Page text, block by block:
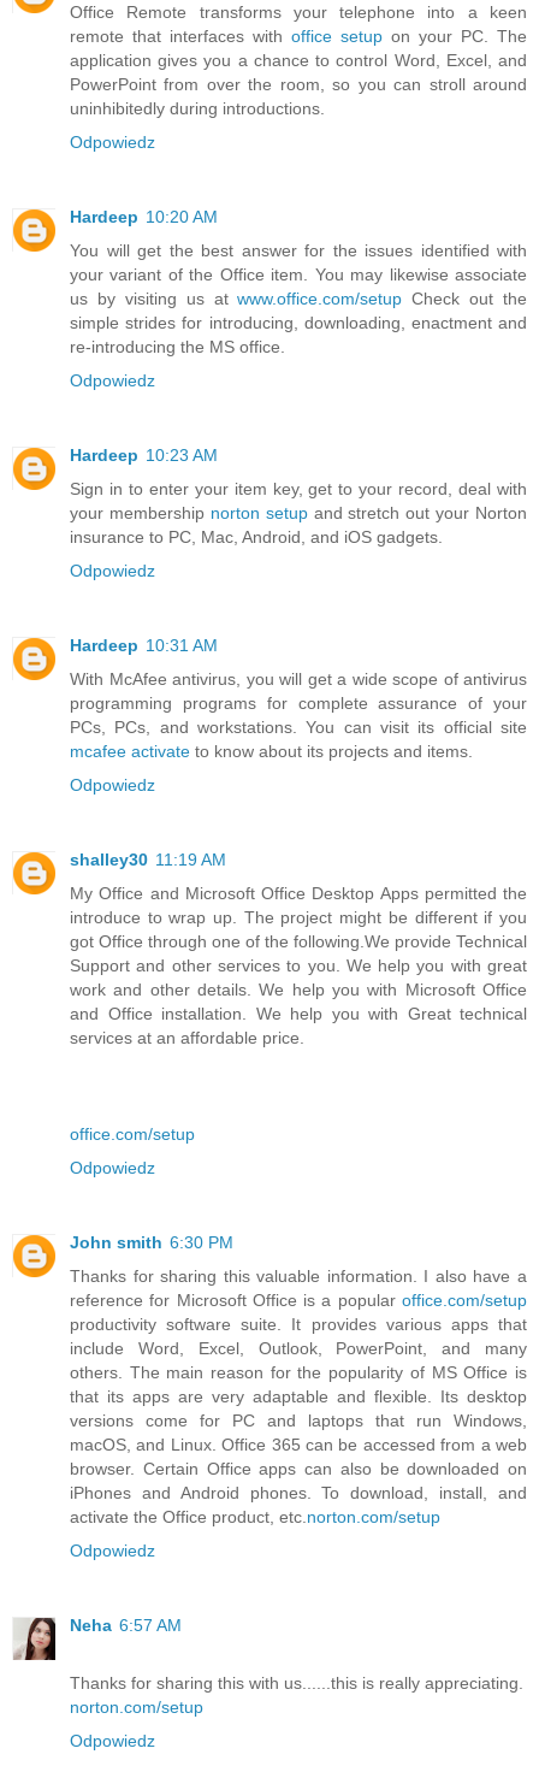
Office Remote transforms your telephone into a keen
remote that interfaces with office setup on your PC. The
application gives you a chance to control Word, Excel, and
PowerPoint from over the room, so you can stroll around
uninhibitedly during introductions.
Odpowiedz
Hardeep 10:20 AM
You will get the best answer for the issues identified with
your variant of the Office item. You may likewise associate
us by visiting us atwww.office.com/setup Check out the
simple strides for introducing, downloading, enactment and
re-introducing the MS office.
Odpowiedz
Hardeep 10:23 AM
Sign in to enter your item key, get to your record, deal with
your membership norton setupand stretch out your Norton
insurance to PC, Mac, Android, and iOS gadgets.
Odpowiedz
Hardeep 10:31 AM
With McAfee antivirus, you will get a wide scope of antivirus
programming programs for complete assurance of your
PCs, PCs, and workstations. You can visit its official site
mcafee activate to know about its projects and items.
Odpowiedz
shalley30 11:19 AM
My Office and Microsoft Office Desktop Apps permitted the
introduce to wrap up. The project might be different if you
got Office through one of the following.We provide Technical
Support and other services to you. We help you with great
work and other details. We help you with Microsoft Office
and Office installation. We help you with Great technical
services at an affordable price.
office.com/setup
Odpowiedz
John smith 6:30 PM
Thanks for sharing this valuable information. I also have a
reference for Microsoft Office is a popular office.com/setup
productivity software suite. It provides various apps that
include Word, Excel, Outlook, PowerPoint, and many
others. The main reason for the popularity of MS Office is
that its apps are very adaptable and flexible. Its desktop
versions come for PC and laptops that run Windows,
macOS, and Linux. Office 365 can be accessed from a web
browser. Certain Office apps can also be downloaded on
iPhones and Android phones. To download, install, and
activate the Office product, etc.norton.com/setup
Odpowiedz
Neha 6:57 AM
Thanks for sharing this with us......this is really appreciating.
norton.com/setup
Odpowiedz